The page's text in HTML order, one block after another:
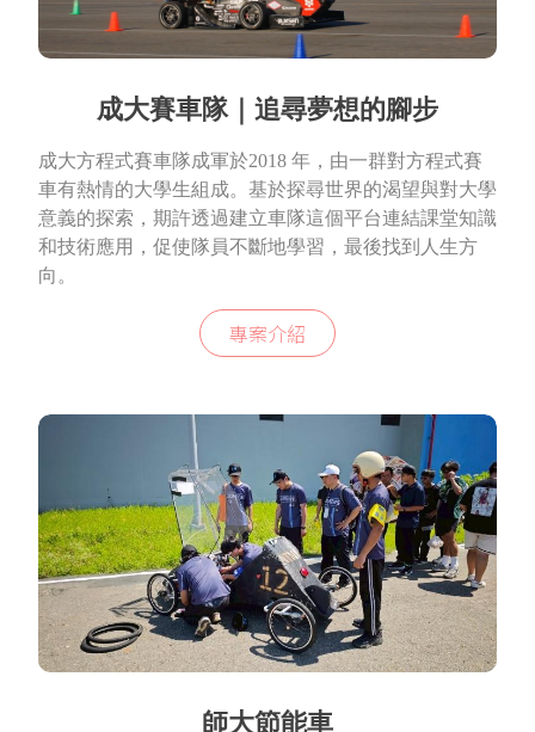
成大賽車隊｜追尋夢想的腳步
成大方程式賽車隊成軍於2018 年，由一群對方程式賽
車有熱情的大學生組成。基於探尋世界的渴望與對大學
意義的探索，期許透過建立車隊這個平台連結課堂知識
和技術應用，促使隊員不斷地學習，最後找到人生方
向。
專案介紹
師大節能車